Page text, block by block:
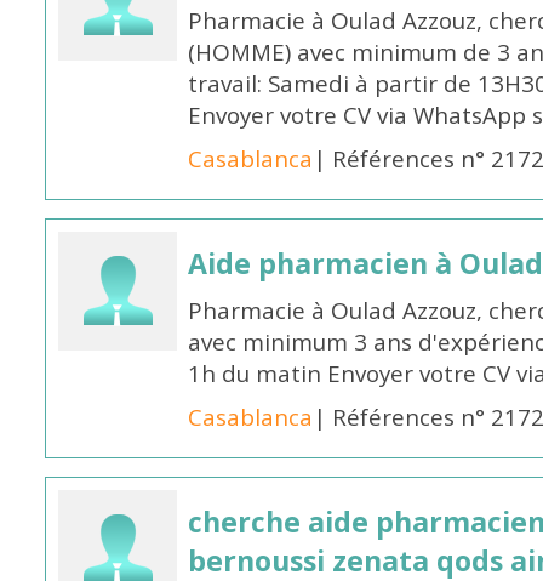
Pharmacie à Oulad Azzouz,
(HOMME) avec minimum de 3
travail: Samedi à partir de
Envoyer votre CV via WhatsApp
Casablanca | Références n°
Aide pharmacien à
Pharmacie à Oulad Azzouz,
avec minimum 3 ans
1h du matin Envoyer votre CV
Casablanca | Références n°
cherche aide
bernoussi zenata qods